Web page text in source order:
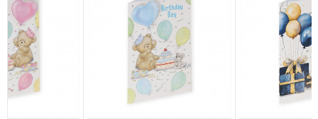
E-Mail
Nachricht